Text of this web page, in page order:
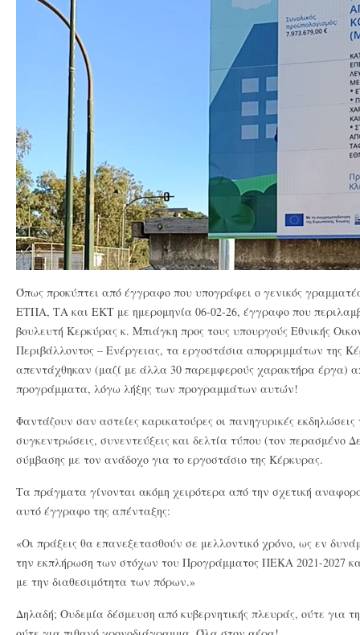
Όπως προκύπτει από έγγραφο που υπογράφει ο γενικός
ΕΤΠΑ, ΤΑ και ΕΚΤ με ημερομηνία 06-02-26, έγγραφο που
βουλευτή Κερκύρας κ. Μπιάγκη προς τους υπουργούς Εθνικής
Περιβάλλοντος – Ενέργειας, τα εργοστάσια απορριμμάτων της
απεντάχθηκαν (μαζί με άλλα 30 παρεμφερούς χαρακτήρα έργα)
προγράμματα, λόγω λήξης των προγραμμάτων αυτών!
Φαντάζουν σαν αστείες καρικατούρες οι πανηγυρικές
συγκεντρώσεις, συνεντεύξεις και δελτία τύπου (τον περασμένο
σύμβασης με τον ανάδοχο για το εργοστάσιο της Κέρκυρας.
Τα πράγματα γίνονται ακόμη χειρότερα από την σχετική
αυτό έγγραφο της απένταξης:
«Οι πράξεις θα επανεξετασθούν σε μελλοντικό χρόνο, ως εν
την εκπλήρωση των στόχων του Προγράμματος ΠΕΚΑ 2021-2027
με την διαθεσιμότητα των πόρων.»
Δηλαδή; Ουδεμία δέσμευση από κυβερνητικής πλευράς, ούτε για